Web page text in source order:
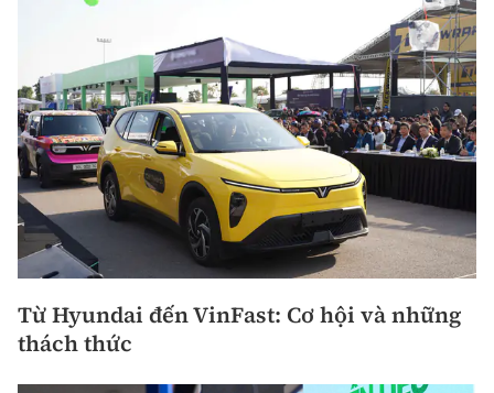
Từ Hyundai đến VinFast: Cơ hội và những
thách thức